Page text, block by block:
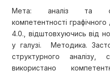
Мета: аналіз та
компетентності
4.0., відштовхуючись від
у галузі. Методика.
структурного аналізу,
використано